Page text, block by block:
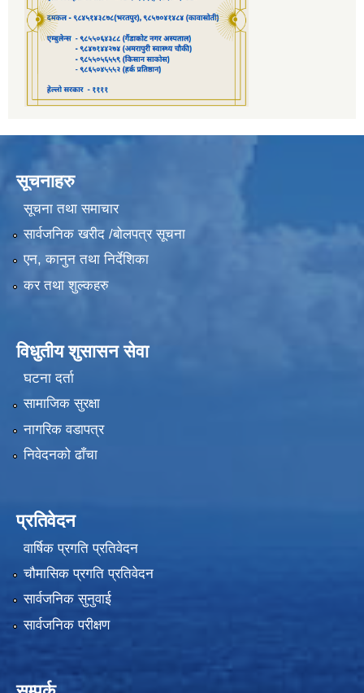
सूचनाहरु
सूचना तथा समाचार
सार्वजनिक खरीद /बोलपत्र सूचना
एन, कानुन तथा निर्देशिका
कर तथा शुल्कहरु
विधुतीय शुसासन सेवा
घटना दर्ता
सामाजिक सुरक्षा
नागरिक वडापत्र
निवेदनको ढाँचा
प्रतिवेदन
वार्षिक प्रगति प्रतिवेदन
चौमासिक प्रगति प्रतिवेदन
सार्वजनिक सुनुवाई
सार्वजनिक परीक्षण